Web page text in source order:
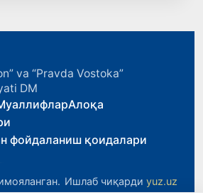
va “Pravda Vostoka”
DM
Алоқа
фойдаланиш қоидалари
Ишлаб чиқарди yuz.uz